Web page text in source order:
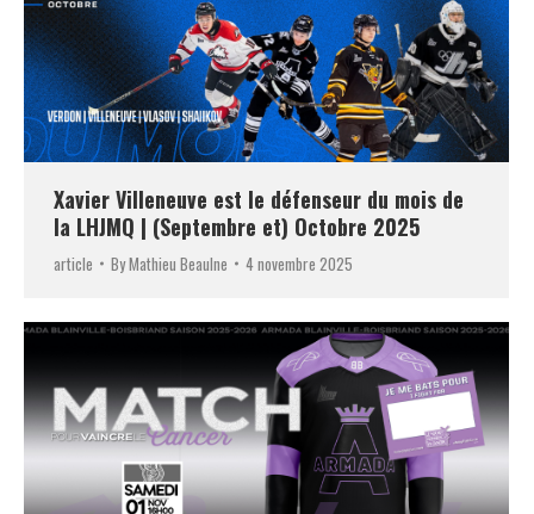
Xavier Villeneuve est le défenseur du mois de
la LHJMQ | (Septembre et) Octobre 2025
article ByMathieu Beaulne 4 novembre 2025